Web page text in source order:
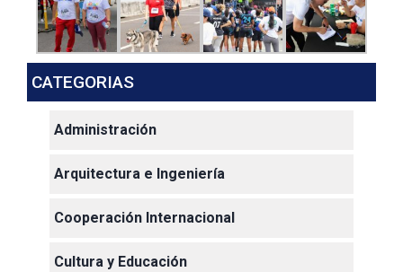
CATEGORIAS
Administración
Arquitectura e Ingeniería
Cooperación Internacional
Cultura y Educación